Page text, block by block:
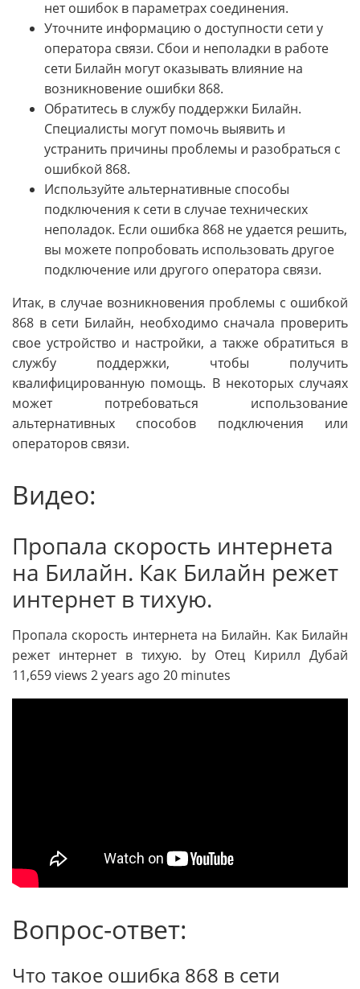
нет ошибок в параметрах соединения.
Уточните информацию о доступности сети у
оператора связи. Сбои и неполадки в работе
сети Билайн могут оказывать влияние на
возникновение ошибки 868.
Обратитесь в службу поддержки Билайн.
Специалисты могут помочь выявить и
устранить причины проблемы и разобраться с
ошибкой 868.
Используйте альтернативные способы
подключения к сети в случае технических
неполадок. Если ошибка 868 не удается решить,
вы можете попробовать использовать другое
подключение или другого оператора связи.
Итак, в случае возникновения проблемы с ошибкой
868 в сети Билайн, необходимо сначала проверить
свое устройство и настройки, а также обратиться в
службу поддержки, чтобы получить
квалифицированную помощь. В некоторых случаях
может потребоваться использование
альтернативных способов подключения или
операторов связи.
Видео:
Пропала скорость интернета
на Билайн. Как Билайн режет
интернет в тихую.
Пропала скорость интернета на Билайн. Как Билайн
режет интернет в тихую. by Отец Кирилл Дубай
11,659 views 2 years ago 20 minutes
Вопрос-ответ:
Что такое ошибка 868 в сети